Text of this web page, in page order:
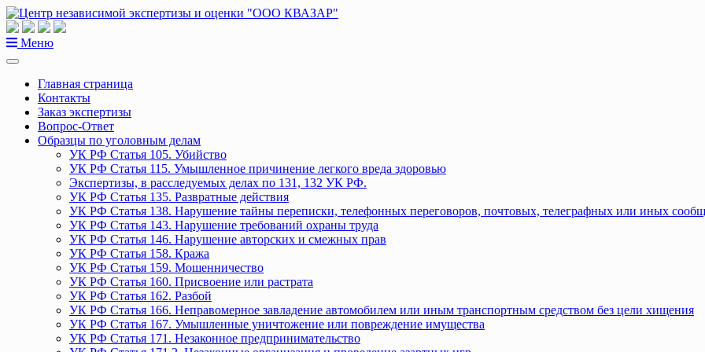
Перейти
к
содержанию
Меню
Главная страница
Контакты
Заказ экспертизы
Вопрос-Ответ
Образцы по уголовным делам
УК РФ Статья 105. Убийство
УК РФ Статья 115. Умышленное причинение легкого вреда здоровью
Экспертизы, в расследуемых делах по 131, 132 УК РФ.
УК РФ Статья 135. Развратные действия
УК РФ Статья 138. Нарушение тайны переписки, телефонных переговоров, почтовых, телеграфных или иных
УК РФ Статья 143. Нарушение требований охраны труда
УК РФ Статья 146. Нарушение авторских и смежных прав
УК РФ Статья 158. Кража
УК РФ Статья 159. Мошенничество
УК РФ Статья 160. Присвоение или растрата
УК РФ Статья 162. Разбой
УК РФ Статья 166. Неправомерное завладение автомобилем или иным транспортным средством без цели хищения
УК РФ Статья 167. Умышленные уничтожение или повреждение имущества
УК РФ Статья 171. Незаконное предпринимательство